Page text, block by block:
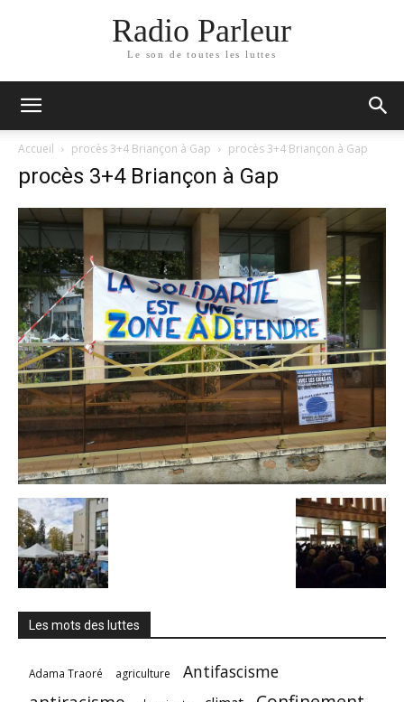
Radio Parleur
Le son de toutes les luttes
Accueil procès 3+4 Briançon à Gap procès 3+4 Briançon à Gap
procès 3+4 Briançon à Gap
Les mots des luttes
Adama Traoré agriculture Antifascisme